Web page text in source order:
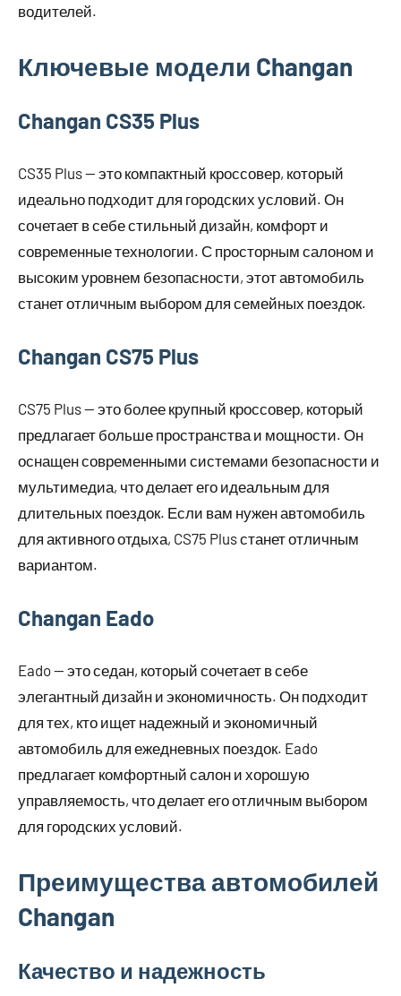
водителей.
Ключевые модели Changan
Changan CS35 Plus
CS35 Plus — это компактный кроссовер, который
идеально подходит для городских условий. Он
сочетает в себе стильный дизайн, комфорт и
современные технологии. С просторным салоном и
высоким уровнем безопасности, этот автомобиль
станет отличным выбором для семейных поездок.
Changan CS75 Plus
CS75 Plus — это более крупный кроссовер, который
предлагает больше пространства и мощности. Он
оснащен современными системами безопасности и
мультимедиа, что делает его идеальным для
длительных поездок. Если вам нужен автомобиль
для активного отдыха, CS75 Plus станет отличным
вариантом.
Changan Eado
Eado — это седан, который сочетает в себе
элегантный дизайн и экономичность. Он подходит
для тех, кто ищет надежный и экономичный
автомобиль для ежедневных поездок. Eado
предлагает комфортный салон и хорошую
управляемость, что делает его отличным выбором
для городских условий.
Преимущества автомобилей
Changan
Качество и надежность